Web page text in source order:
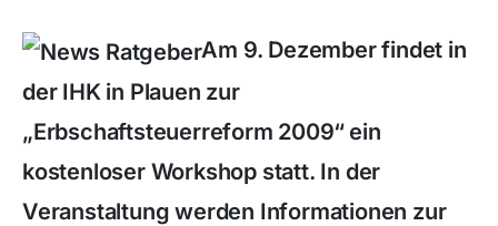
Am 9. Dezember findet in
der IHK in Plauen zur
„Erbschaftsteuerreform 2009“ ein
kostenloser Workshop statt. In der
Veranstaltung werden Informationen zur